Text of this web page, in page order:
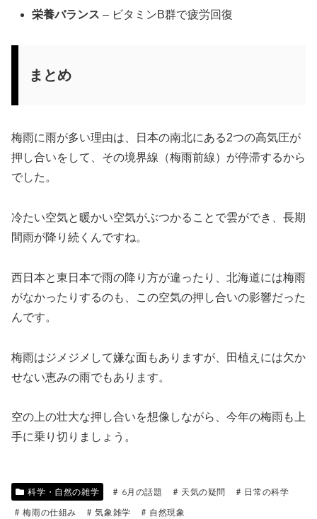
栄養バランス – ビタミンB群で疲労回復
まとめ
梅雨に雨が多い理由は、日本の南北にある2つの高気圧が
押し合いをして、その境界線（梅雨前線）が停滞するから
でした。
冷たい空気と暖かい空気がぶつかることで雲ができ、長期
間雨が降り続くんですね。
西日本と東日本で雨の降り方が違ったり、北海道には梅雨
がなかったりするのも、この空気の押し合いの影響だった
んです。
梅雨はジメジメして嫌な面もありますが、田植えには欠か
せない恵みの雨でもあります。
空の上の壮大な押し合いを想像しながら、今年の梅雨も上
手に乗り切りましょう。
科学・自然の雑学 6月の話題 天気の疑問
日常の科学
梅雨の仕組み
気象雑学 自然現象